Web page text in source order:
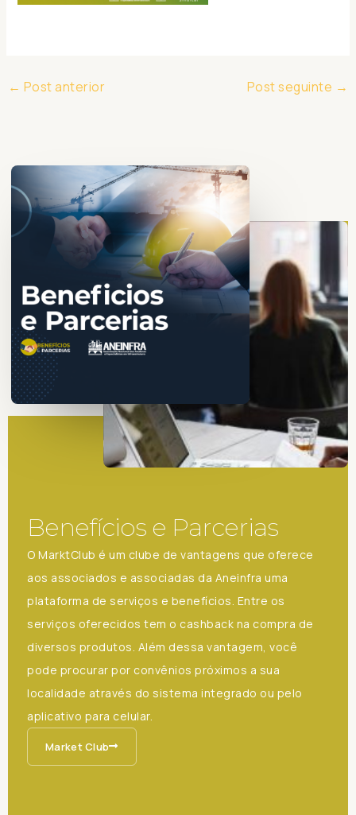
← Post anterior Post seguinte →
Benefícios e Parcerias
O MarktClub é um clube de vantagens que oferece
aos associados e associadas da Aneinfra uma
plataforma de serviços e benefícios. Entre os
serviços oferecidos tem o cashback na compra de
diversos produtos. Além dessa vantagem, você
pode procurar por convênios próximos a sua
localidade através do sistema integrado ou pelo
aplicativo para celular.
Market Club